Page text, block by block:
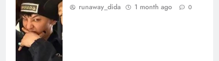
runaway_dida 1 month ago 0